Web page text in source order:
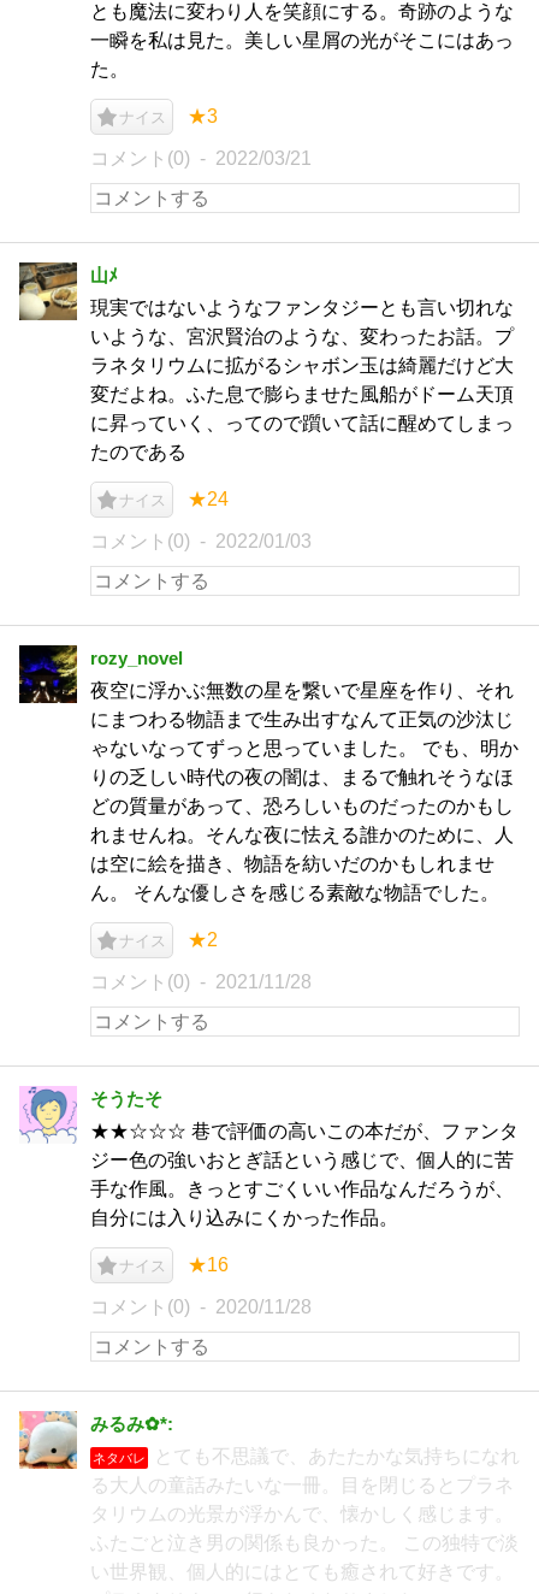
とも魔法に変わり人を笑顔にする。奇跡のような
一瞬を私は見た。美しい星屑の光がそこにはあっ
た。
ナイス ★3
コメント(0) 2022/03/21
山ﾒ
現実ではないようなファンタジーとも言い切れな
いような、宮沢賢治のような、変わったお話。プ
ラネタリウムに拡がるシャボン玉は綺麗だけど大
変だよね。ふた息で膨らませた風船がドーム天頂
に昇っていく、ってので躓いて話に醒めてしまっ
たのである
ナイス ★24
コメント(0) 2022/01/03
rozy_novel
夜空に浮かぶ無数の星を繋いで星座を作り、それ
にまつわる物語まで生み出すなんて正気の沙汰じ
ゃないなってずっと思っていました。 でも、明か
りの乏しい時代の夜の闇は、まるで触れそうなほ
どの質量があって、恐ろしいものだったのかもし
れませんね。そんな夜に怯える誰かのために、人
は空に絵を描き、物語を紡いだのかもしれませ
ん。 そんな優しさを感じる素敵な物語でした。
ナイス ★2
コメント(0) 2021/11/28
そうたそ
★★☆☆☆ 巷で評価の高いこの本だが、ファンタ
ジー色の強いおとぎ話という感じで、個人的に苦
手な作風。きっとすごくいい作品なんだろうが、
自分には入り込みにくかった作品。
ナイス ★16
コメント(0) 2020/11/28
みるみ✿*:
ネタバレ
とても不思議で、あたたかな気持ちになれ
る大人の童話みたいな一冊。目を閉じるとプラネ
タリウムの光景が浮かんで、懐かしく感じます。
ふたごと泣き男の関係も良かった。 この独特で淡
い世界観、個人的にはとても癒されて好きです。